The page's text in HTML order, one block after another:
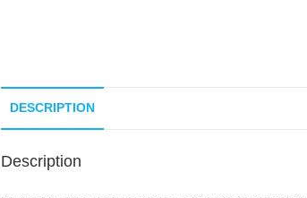
DESCRIPTION
Description